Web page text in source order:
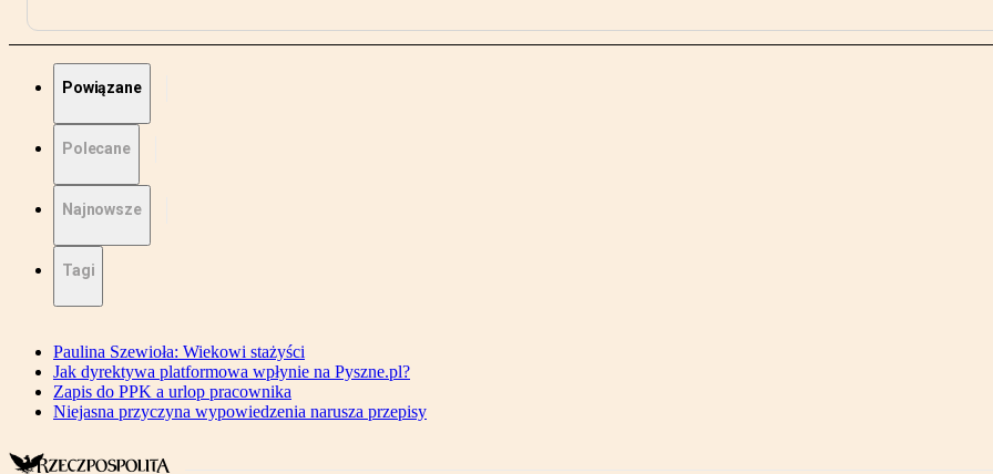
Powiązane
Polecane
Najnowsze
Tagi
Paulina Szewioła: Wiekowi stażyści
Jak dyrektywa platformowa wpłynie na Pyszne.pl?
Zapis do PPK a urlop pracownika
Niejasna przyczyna wypowiedzenia narusza przepisy